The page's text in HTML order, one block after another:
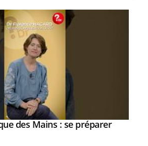
des Mains : se préparer